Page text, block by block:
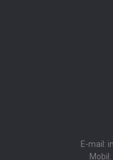
E-mail:
Mobil: